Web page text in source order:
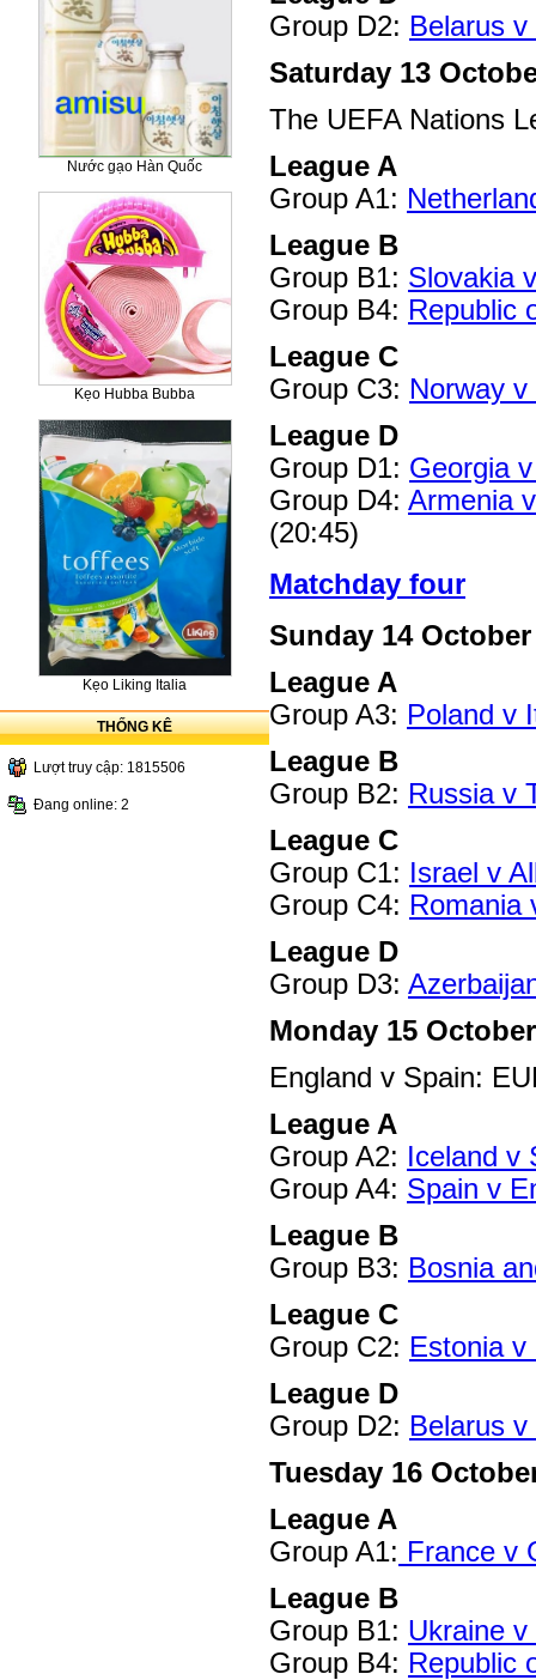
Nước gạo Hàn Quốc
Kẹo Hubba Bubba
Kẹo Liking Italia
THỐNG KÊ
Lượt truy cập: 1815506
Đang online: 2
Group D2: Belarus
Saturday 13
The UEFA Nations
League A
Group A1:
League B
Group B1: Slovakia
Group B4: Republic
League C
Group C3: Norway
League D
Group D1: Georgia
Group D4: Armenia
(20:45)
Matchday four
Sunday 14 October
League A
Group A3: Poland v
League B
Group B2: Russia v
League C
Group C1: Israel v
Group C4: Romania
League D
Group D3:
Monday 15 October
England v Spain:
League A
Group A2: Iceland v
Group A4: Spain v
League B
Group B3: Bosnia
League C
Group C2: Estonia v
League D
Group D2: Belarus
Tuesday 16
League A
Group A1: France v
League B
Group B1: Ukraine
Group B4: Republic